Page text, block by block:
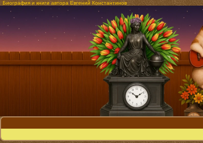
Биография и книги автора Евгений Константинов